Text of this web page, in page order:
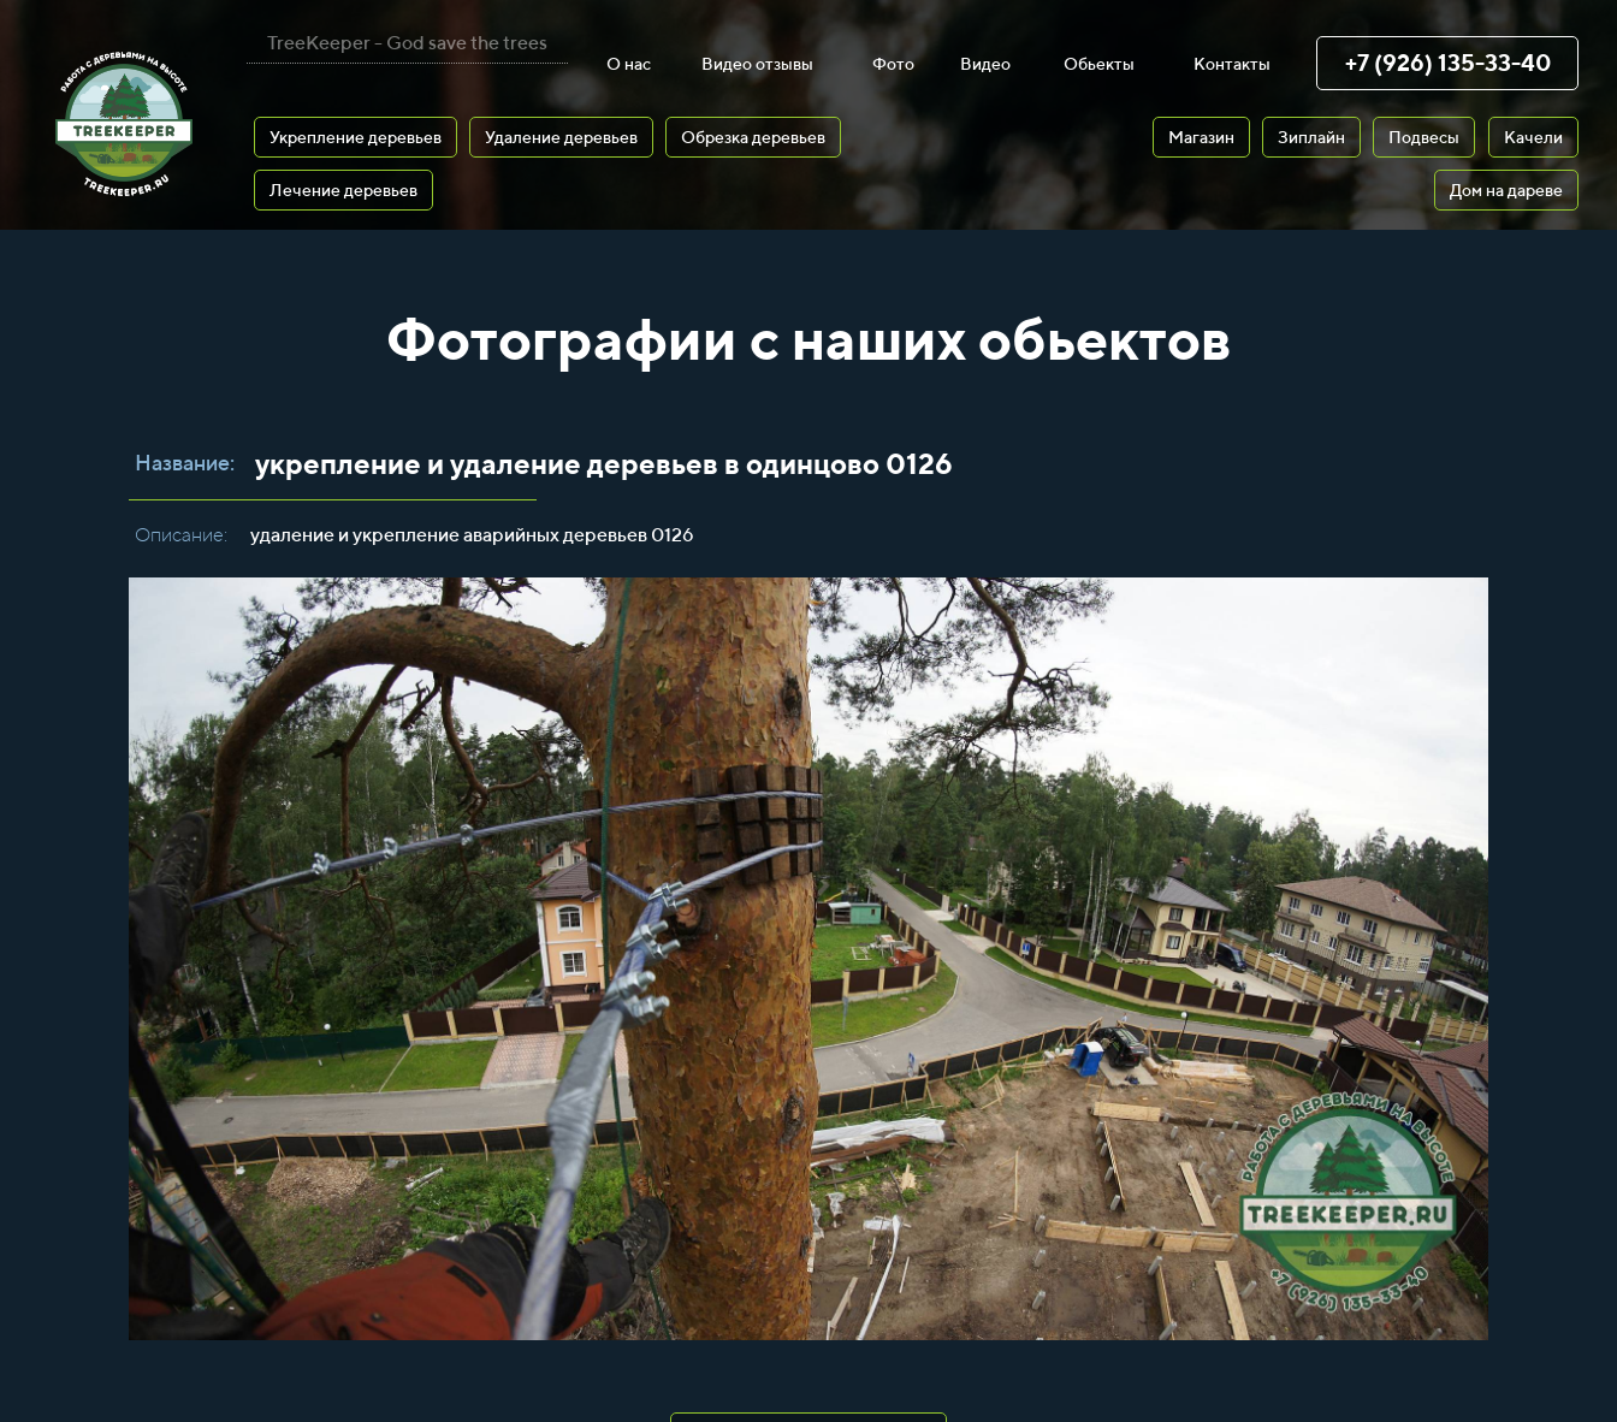
TreeKeeper - God save the trees
О нас Видео отзывы Фото Видео Обьекты Контакты +7 (926) 135-33-40
Укрепление деревьев Удаление деревьев Обрезка деревьев
Лечение деревьев
Магазин Зиплайн Подвесы Качели
Дом на дареве
Фотографии с наших обьектов
Название: укрепление и удаление деревьев в одинцово 0126
Описание: удаление и укрепление аварийных деревьев 0126